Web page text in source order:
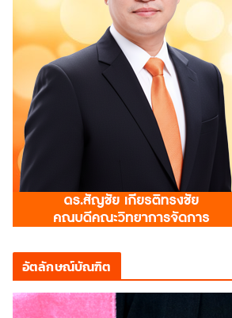
อัตลักษณ์บัณฑิต